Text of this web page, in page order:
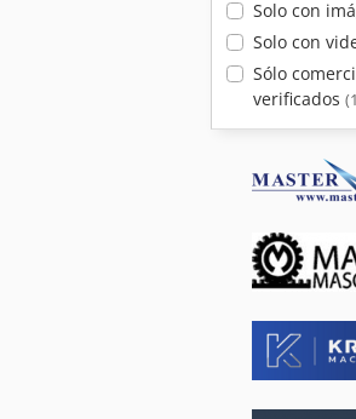
Solo con
Solo con
Sólo
verificados